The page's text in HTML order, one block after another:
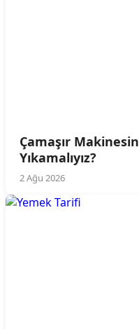
Çamaşır
Yıkamalıyız?
2 Ağu 2026